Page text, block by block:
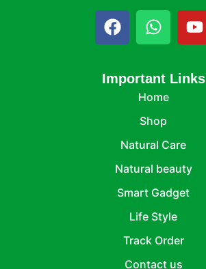
Important Links
Home
Shop
Natural Care
Natural beauty
Smart Gadget
Life Style
Track Order
Contact us